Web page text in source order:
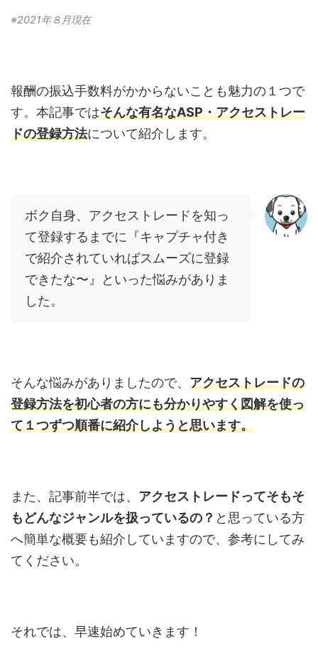
※2021年８月現在
報酬の振込手数料がかからないことも魅力の１つで
す。本記事ではそんな有名なASP・アクセストレー
ドの登録方法について紹介します。
ボク自身、アクセストレードを知っ
て登録するまでに『キャプチャ付き
で紹介されていればスムーズに登録
できたな〜』といった悩みがありま
した。
そんな悩みがありましたので、 アクセストレードの
登録方法を初心者の方にも分かりやすく図解を使っ
て１つずつ順番に紹介しようと思います。
また、記事前半では、 アクセストレードってそもそ
もどんなジャンルを扱っているの？ と思っている方
へ簡単な概要も紹介していますので、参考にしてみ
てください。
それでは、早速始めていきます！